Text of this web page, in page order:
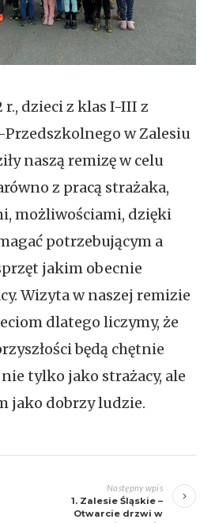
r., dzieci z klas I-III z
Przedszkolnego w Zalesiu
naszą remizę w celu
z pracą strażaka,
możliwościami, dzięki
potrzebującym a
jakim obecnie
Wizyta w naszej remizie
dlatego liczymy, że
będą chętnie
tylko jako strażacy, ale
jako dobrzy ludzie.
Następny wpis
1. Zalesie Śląskie –
Otwarcie drzwi w